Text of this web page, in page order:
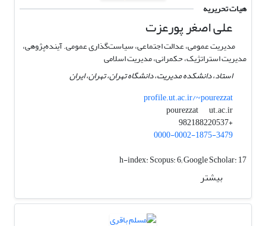
هیات تحریریه
علی اصغر پورعزت
مدیریت عمومی، عدالت اجتماعی، سیاست‌گذاری عمومی. آینده‌پژوهی،
مدیریت استراتژیک، حکمرانی، مدیریت اسلامی
استاد، دانشکده مدیریت، دانشگاه تهران، تهران، ایران
profile.ut.ac.ir/~pourezzat
pourezzat
ut.ac.ir
+982188220537
0000-0002-1875-3479
h-index:Scopus: 6; Google Scholar: 17
بیشتر